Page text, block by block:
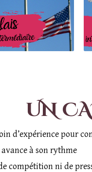
UN
d’expérience pour
à son rythme
compétition ni de